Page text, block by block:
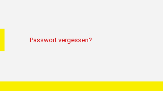
Passwort vergessen?